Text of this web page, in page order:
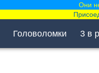
Головоломки 3 в
Они